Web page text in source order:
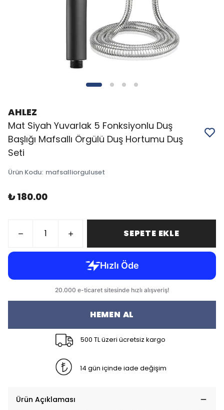
AHLEZ
Mat Siyah Yuvarlak 5 Fonksiyonlu Duş
Başlığı Mafsallı Örgülü Duş Hortumu Duş
Seti
Ürün Kodu: mafsalliorguluset
₺ 180.00
SEPETE EKLE
HEMEN AL
500 TL üzeri ücretsiz kargo
14 gün içinde iade değişim
Ürün Açıklaması